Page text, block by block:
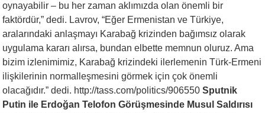
oynayabilir – bu her zaman aklımızda olan önemli bir
faktördür,” dedi. Lavrov, “Eğer Ermenistan ve Türkiye,
aralarındaki anlaşmayı Karabağ krizinden bağımsız olarak
uygulama kararı alırsa, bundan elbette memnun oluruz. Ama
bizim izlenimimiz, Karabağ krizindeki ilerlemenin Türk-Ermeni
ilişkilerinin normalleşmesini görmek için çok önemli
olacağıdır.” dedi. http://tass.com/politics/906550Sputnik
Putin ile Erdoğan Telofon Görüşmesinde Musul Saldırısı